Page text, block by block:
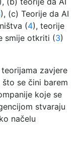
), (c) Teorije da AI
(4), teorije
smije otkriti (3)
zavjere
se čini barem
koje se
stvaraju
načelu